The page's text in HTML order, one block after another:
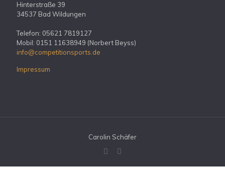
Hinterstraße 39
34537 Bad Wildungen
Telefon: 05621 7819127
Mobil: 0151 11638949 (Norbert Beyss)
info@competitionsports.de
Impressum
Carolin Schäfer